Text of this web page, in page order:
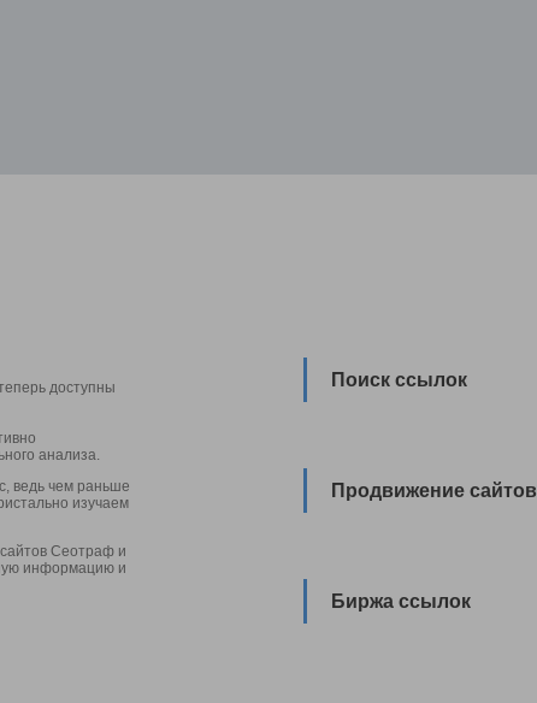
доступны
анализа.
ведь чем раньше
изучаем
Сеотраф и
информацию и
Поиск ссылок
Продвижение сайтов
Биржа ссылок